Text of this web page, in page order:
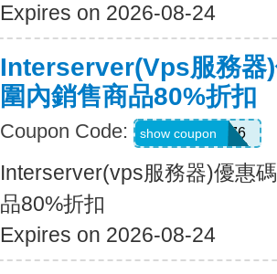
Expires on 2026-08-24
Interserver(vps服務器
圍內銷售商品80%折扣
Coupon Code: BESTHOST76
show coupon
Interserver(vps服務器)優惠
品80%折扣
Expires on 2026-08-24